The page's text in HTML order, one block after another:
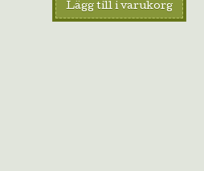
Lägg till i varukorg